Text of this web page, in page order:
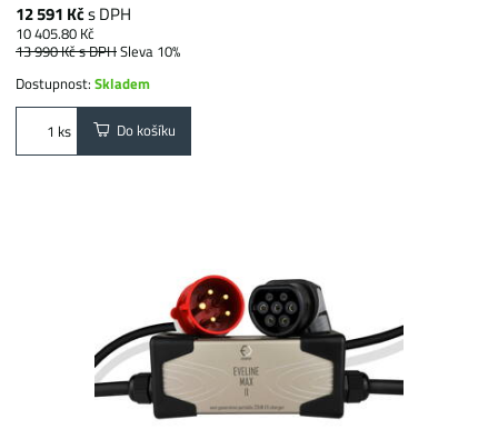
12 591 Kčs DPH
10 405.80 Kč
13 990 Kčs DPHSleva 10%
Dostupnost:Skladem
ks Do košíku